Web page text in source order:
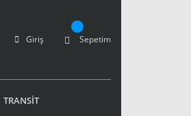
Giriş Sepetim
TRANSİT